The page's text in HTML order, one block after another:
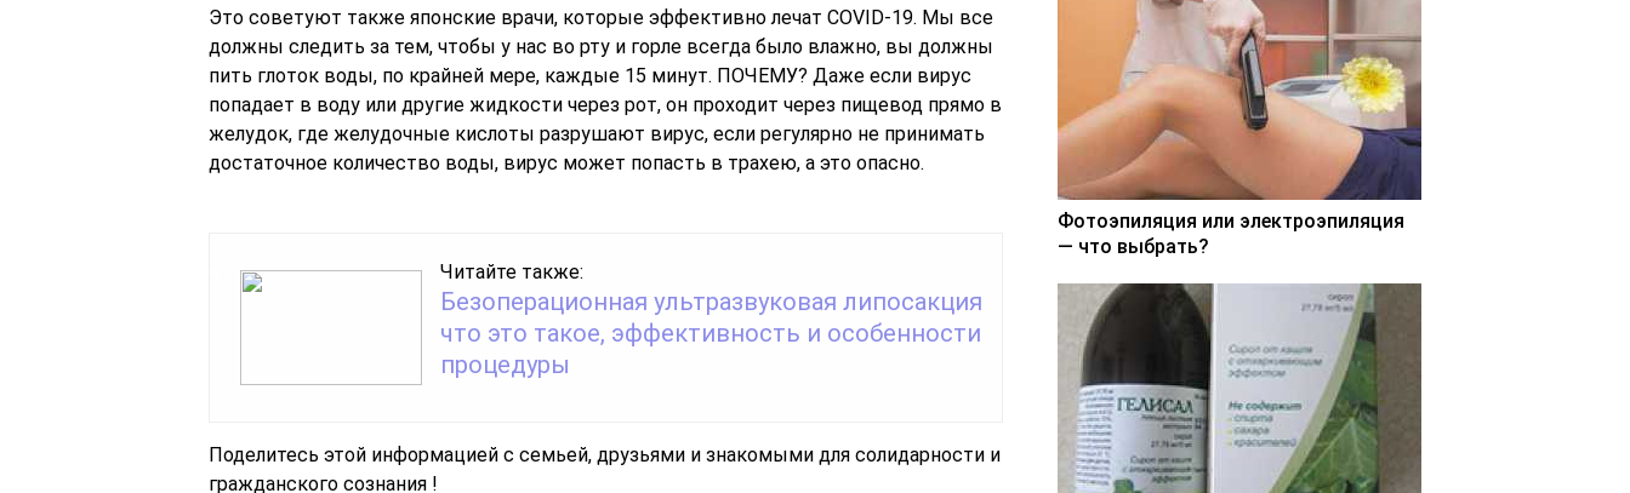
Это советуют также японские врачи, которые эффективно лечат COVID-19. Мы все
должны следить за тем, чтобы у нас во рту и горле всегда было влажно, вы должны
пить глоток воды, по крайней мере, каждые 15 минут. ПОЧЕМУ? Даже если вирус
попадает в воду или другие жидкости через рот, он проходит через пищевод прямо в
желудок, где желудочные кислоты разрушают вирус, если регулярно не принимать
достаточное количество воды, вирус может попасть в трахею, а это опасно.
Читайте также:
Безоперационная ультразвуковая липосакция
что это такое, эффективность и особенности
процедуры
Поделитесь этой информацией с семьей, друзьями и знакомыми для солидарности и
гражданского сознания !
Фотоэпиляция или электроэпиляция
— что выбрать?